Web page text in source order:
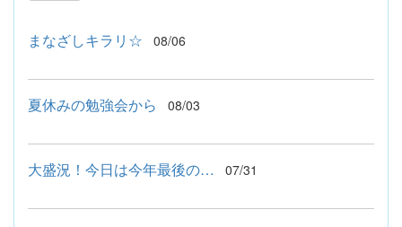
まなざしキラリ☆ 08/06
夏休みの勉強会から 08/03
大盛況！今日は今年最後の… 07/31